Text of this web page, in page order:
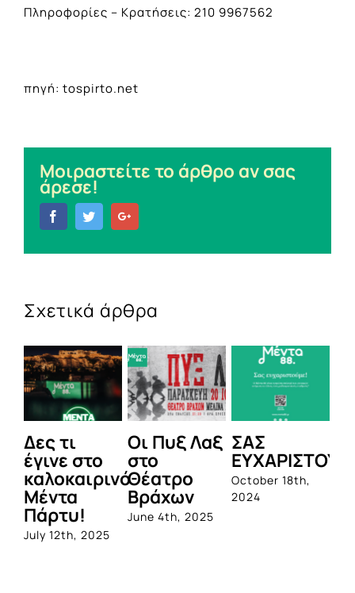
Πληροφορίες – Κρατήσεις: 210 9967562
πηγή: tospirto.net
Μοιραστείτε το άρθρο αν σας
άρεσε!
FacebookTwitter
Σχετικά άρθρα
Δες τι
έγινε στο
καλοκαιρινό
Μέντα
Πάρτυ!
July 12th, 2025
Οι Πυξ Λαξ
στο
Θέατρο
Βράχων
June 4th, 2025
ΣΑΣ
October 18th,
2024